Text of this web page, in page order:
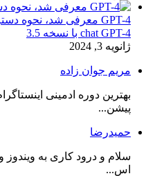
chat GPT-4 با نسخه 3.5
ژانویه 3, 2024
مریم جوان زاده
بهترین دوره ادمینی
پیشن...
حمیدرضا
سلام و درود کاری به ویندوز
اس...